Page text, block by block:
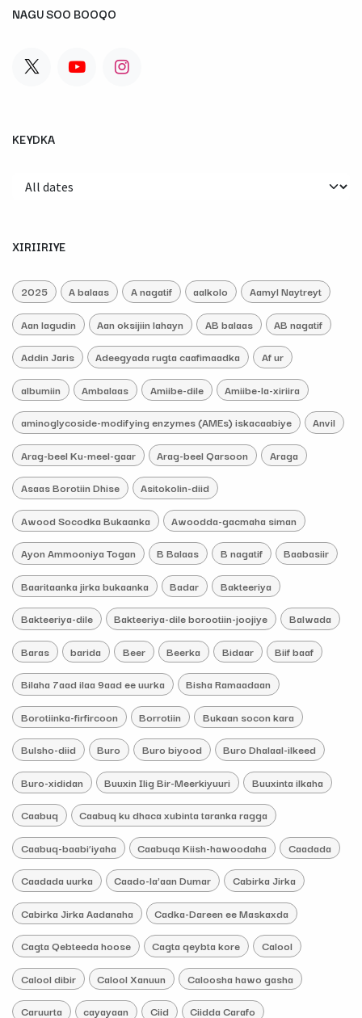
NAGU SOO BOOQO
KEYDKA
XIRIIRIYE
2025 A balaas A nagatif aalkolo Aamyl Naytreyt
Aan lagudin Aan oksijiin lahayn AB balaas AB nagatif
Addin Jaris Adeegyada rugta caafimaadka Af ur
albumiin Ambalaas Amiibe-dile Amiibe-la-xiriira
aminoglycoside-modifying enzymes (AMEs) iskacaabiye Anvil
Arag-beel Ku-meel-gaar Arag-beel Qarsoon Araga
Asaas Borotiin Dhise Asitokolin-diid
Awood Socodka Bukaanka Awoodda-gacmaha siman
Ayon Ammooniya Togan B Balaas B nagatif Baabasiir
Baaritaanka jirka bukaanka Badar Bakteeriya
Bakteeriya-dile Bakteeriya-dile borootiin-joojiye Balwada
Baras barida Beer Beerka Bidaar Biif baaf
Bilaha 7aad ilaa 9aad ee uurka Bisha Ramaadaan
Borotiinka-firfircoon Borrotiin Bukaan socon kara
Bulsho-diid Buro Buro biyood Buro Dhalaal-ilkeed
Buro-xididan Buuxin Ilig Bir-Meerkiyuuri Buuxinta ilkaha
Caabuq Caabuq ku dhaca xubinta taranka ragga
Caabuq-baabi’iyaha Caabuqa Kiish-hawoodaha Caadada
Caadada uurka Caado-la’aan Dumar Cabirka Jirka
Cabirka Jirka Aadanaha Cadka-Dareen ee Maskaxda
Cagta Qebteeda hoose Cagta qeybta kore Calool
Calool dibir Calool Xanuun Caloosha hawo gasha
Caruurta cayayaan Ciid Ciidda Carafo